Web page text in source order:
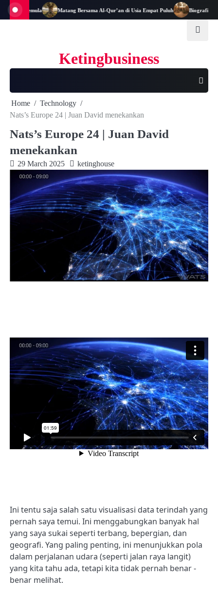
Skip
Semula Matang Bersama Al-Qur’an di Usia Empat Puluh Biografi Al-
Ketingbusiness
Home
Technology
Nats’s Europe 24 | Juan David menekankan
Nats’s Europe 24 | Juan David
menekankan
29 March 2025 ketinghouse
Ini tentu saja salah satu visualisasi data terindah yang
pernah saya temui. Ini menggabungkan banyak hal
yang saya sukai seperti terbang, bepergian, dan
geografi. Yang paling penting, ini menunjukkan pola
dalam perjalanan udara (seperti jalan raya langit)
yang kita tahu ada, tetapi kita tidak pernah benar -
benar melihat.